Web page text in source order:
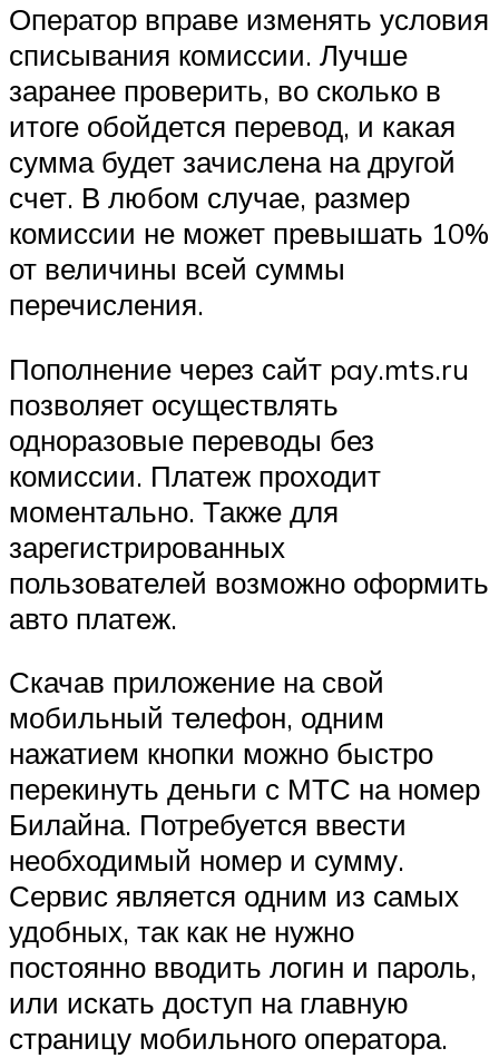
Оператор вправе изменять условия
списывания комиссии. Лучше
заранее проверить, во сколько в
итоге обойдется перевод, и какая
сумма будет зачислена на другой
счет. В любом случае, размер
комиссии не может превышать 10%
от величины всей суммы
перечисления.
Пополнение через сайт pay.mts.ru
позволяет осуществлять
одноразовые переводы без
комиссии. Платеж проходит
моментально. Также для
зарегистрированных
пользователей возможно оформить
авто платеж.
Скачав приложение на свой
мобильный телефон, одним
нажатием кнопки можно быстро
перекинуть деньги с МТС на номер
Билайна. Потребуется ввести
необходимый номер и сумму.
Сервис является одним из самых
удобных, так как не нужно
постоянно вводить логин и пароль,
или искать доступ на главную
страницу мобильного оператора.